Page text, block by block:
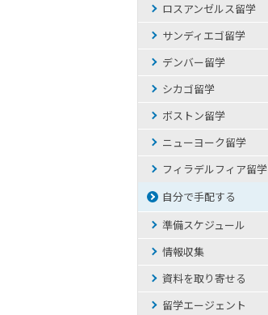
ロスアンゼルス留学
サンディエゴ留学
デンバー留学
シカゴ留学
ボストン留学
ニューヨーク留学
フィラデルフィア留学
自分で手配する
準備スケジュール
情報収集
資料を取り寄せる
留学エージェント